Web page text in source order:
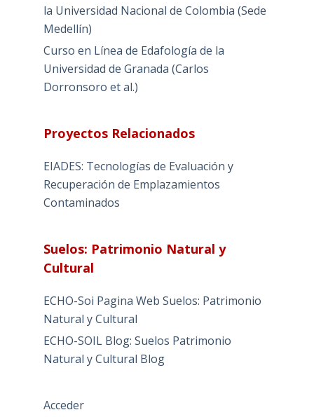
la Universidad Nacional de Colombia (Sede
Medellín)
Curso en Línea de Edafología de la
Universidad de Granada (Carlos
Dorronsoro et al.)
Proyectos Relacionados
EIADES: Tecnologías de Evaluación y
Recuperación de Emplazamientos
Contaminados
Suelos: Patrimonio Natural y
Cultural
ECHO-Soi Pagina Web Suelos: Patrimonio
Natural y Cultural
ECHO-SOIL Blog: Suelos Patrimonio
Natural y Cultural Blog
Acceder